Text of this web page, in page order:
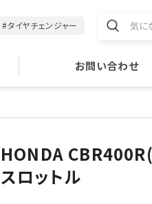
#タイヤチェンジャー
お問い合わせ
HONDA
スロットル